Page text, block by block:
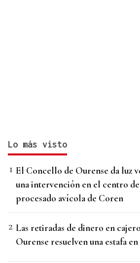
Lo más visto
El Concello de Ourense da luz
una intervención en el centro de
procesado avícola de Coren
Las retiradas de dinero en
Ourense resuelven una estafa